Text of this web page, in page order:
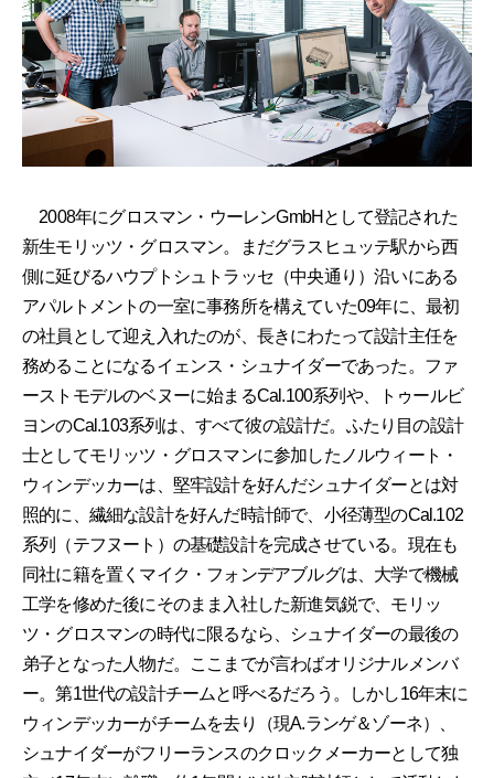
2008年にグロスマン・ウーレンGmbHとして登記された
新生モリッツ・グロスマン。まだグラスヒュッテ駅から西
側に延びるハウプトシュトラッセ（中央通り）沿いにある
アパルトメントの一室に事務所を構えていた09年に、最初
の社員として迎え入れたのが、長きにわたって設計主任を
務めることになるイェンス・シュナイダーであった。ファ
ーストモデルのベヌーに始まるCal.100系列や、トゥールビ
ヨンのCal.103系列は、すべて彼の設計だ。ふたり目の設計
士としてモリッツ・グロスマンに参加したノルウィート・
ウィンデッカーは、堅牢設計を好んだシュナイダーとは対
照的に、繊細な設計を好んだ時計師で、小径薄型のCal.102
系列（テフヌート）の基礎設計を完成させている。現在も
同社に籍を置くマイク・フォンデアブルグは、大学で機械
工学を修めた後にそのまま入社した新進気鋭で、モリッ
ツ・グロスマンの時代に限るなら、シュナイダーの最後の
弟子となった人物だ。ここまでが言わばオリジナルメンバ
ー。第1世代の設計チームと呼べるだろう。しかし16年末に
ウィンデッカーがチームを去り（現A.ランゲ＆ゾーネ）、
シュナイダーがフリーランスのクロックメーカーとして独